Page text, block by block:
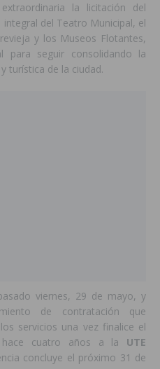
la licitación del
del Teatro Municipal, el
y los Museos Flotantes,
para seguir consolidando la
turística de la ciudad.
viernes, 29 de mayo, y
de contratación que
servicios una vez finalice el
hace cuatro años a la UTE
concluye el próximo 31 de